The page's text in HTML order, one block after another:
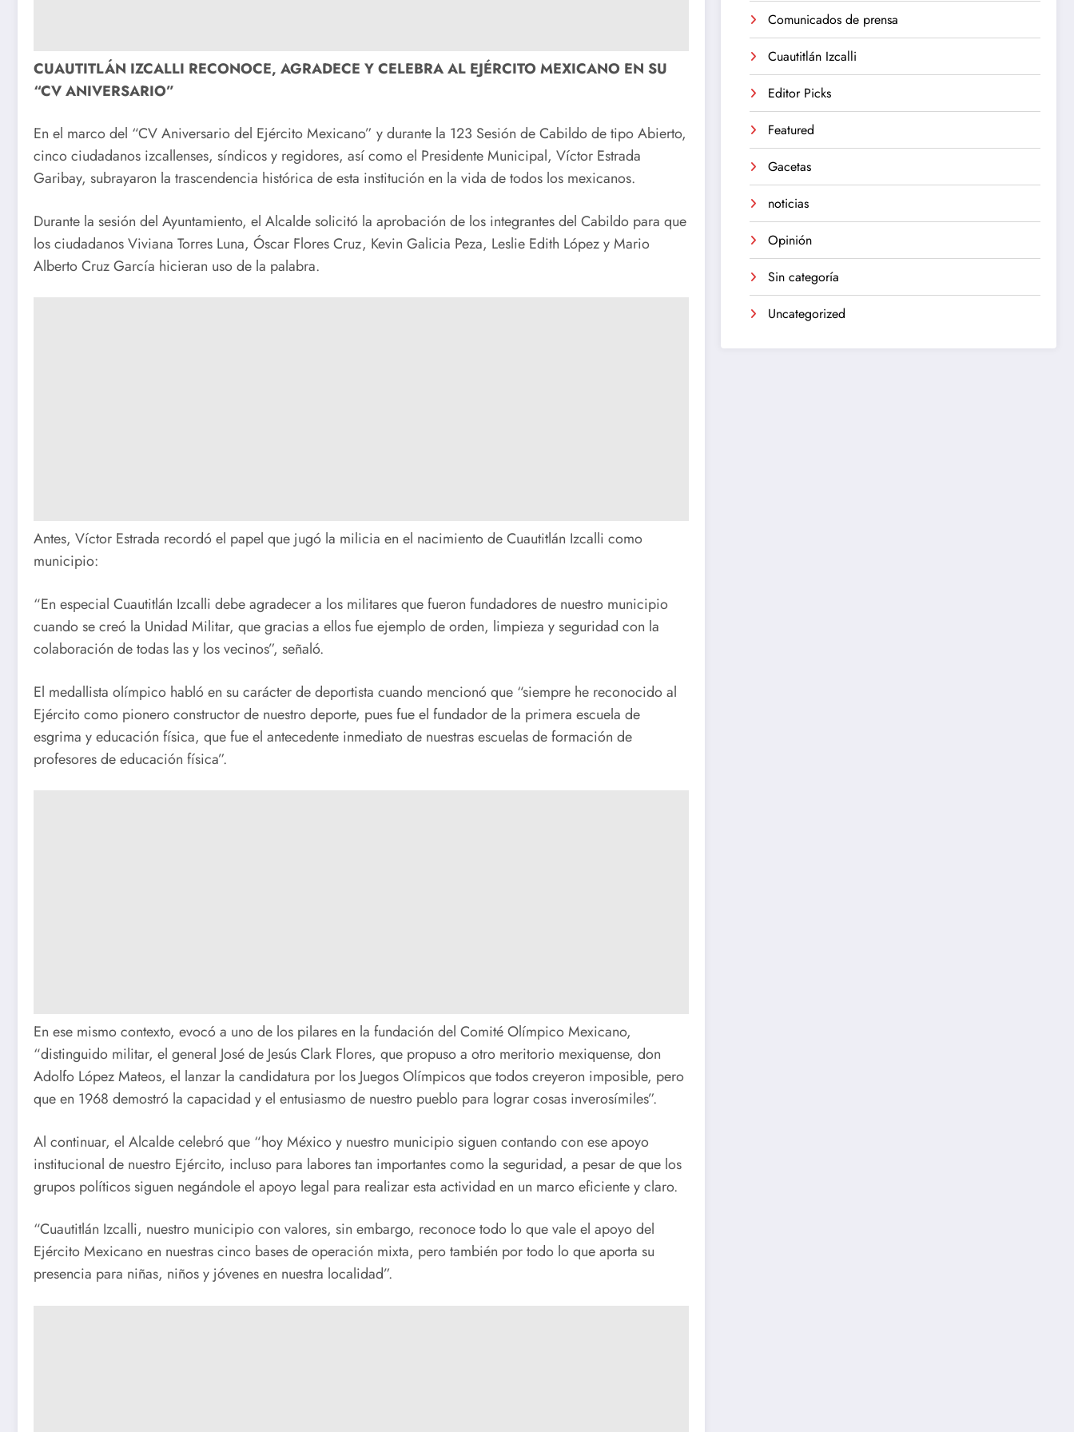
CUAUTITLÁN IZCALLI RECONOCE, AGRADECE Y CELEBRA AL EJÉRCITO MEXICANO EN SU
“CV ANIVERSARIO”
En el marco del “CV Aniversario del Ejército Mexicano” y durante la 123 Sesión de Cabildo de tipo Abierto,
cinco ciudadanos izcallenses, síndicos y regidores, así como el Presidente Municipal, Víctor Estrada
Garibay, subrayaron la trascendencia histórica de esta institución en la vida de todos los mexicanos.
Durante la sesión del Ayuntamiento, el Alcalde solicitó la aprobación de los integrantes del Cabildo para que
los ciudadanos Viviana Torres Luna, Óscar Flores Cruz, Kevin Galicia Peza, Leslie Edith López y Mario
Alberto Cruz García hicieran uso de la palabra.
Antes, Víctor Estrada recordó el papel que jugó la milicia en el nacimiento de Cuautitlán Izcalli como
municipio:
“En especial Cuautitlán Izcalli debe agradecer a los militares que fueron fundadores de nuestro municipio
cuando se creó la Unidad Militar, que gracias a ellos fue ejemplo de orden, limpieza y seguridad con la
colaboración de todas las y los vecinos”, señaló.
El medallista olímpico habló en su carácter de deportista cuando mencionó que “siempre he reconocido al
Ejército como pionero constructor de nuestro deporte, pues fue el fundador de la primera escuela de
esgrima y educación física, que fue el antecedente inmediato de nuestras escuelas de formación de
profesores de educación física”.
En ese mismo contexto, evocó a uno de los pilares en la fundación del Comité Olímpico Mexicano,
“distinguido militar, el general José de Jesús Clark Flores, que propuso a otro meritorio mexiquense, don
Adolfo López Mateos, el lanzar la candidatura por los Juegos Olímpicos que todos creyeron imposible, pero
que en 1968 demostró la capacidad y el entusiasmo de nuestro pueblo para lograr cosas inverosímiles”.
Al continuar, el Alcalde celebró que “hoy México y nuestro municipio siguen contando con ese apoyo
institucional de nuestro Ejército, incluso para labores tan importantes como la seguridad, a pesar de que los
grupos políticos siguen negándole el apoyo legal para realizar esta actividad en un marco eficiente y claro.
“Cuautitlán Izcalli, nuestro municipio con valores, sin embargo, reconoce todo lo que vale el apoyo del
Ejército Mexicano en nuestras cinco bases de operación mixta, pero también por todo lo que aporta su
presencia para niñas, niños y jóvenes en nuestra localidad”.
Comunicados de prensa
Cuautitlán Izcalli
Editor Picks
Featured
Gacetas
noticias
Opinión
Sin categoría
Uncategorized